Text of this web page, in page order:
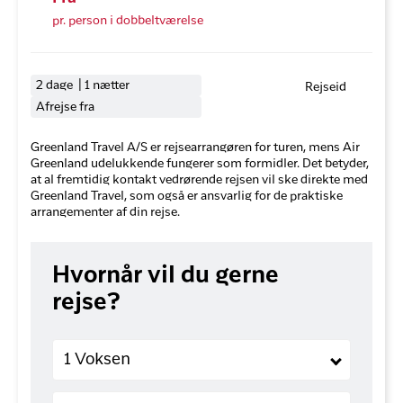
pr. person i dobbeltværelse
2 dage | 1 nætter
Afrejse fra
Rejseid
Greenland Travel A/S er rejsearrangøren for turen, mens Air
Greenland udelukkende fungerer som formidler. Det betyder,
at al fremtidig kontakt vedrørende rejsen vil ske direkte med
Greenland Travel, som også er ansvarlig for de praktiske
arrangementer af din rejse.
Hvornår vil du gerne
rejse?
1 Voksen